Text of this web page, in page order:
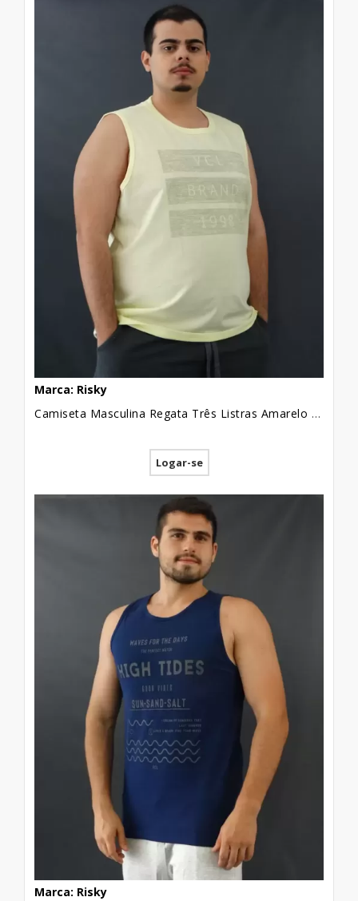
Marca: Risky
Camiseta Masculina Regata Três Listras Amarelo Plus Size [2010052]
Logar-se
Marca: Risky